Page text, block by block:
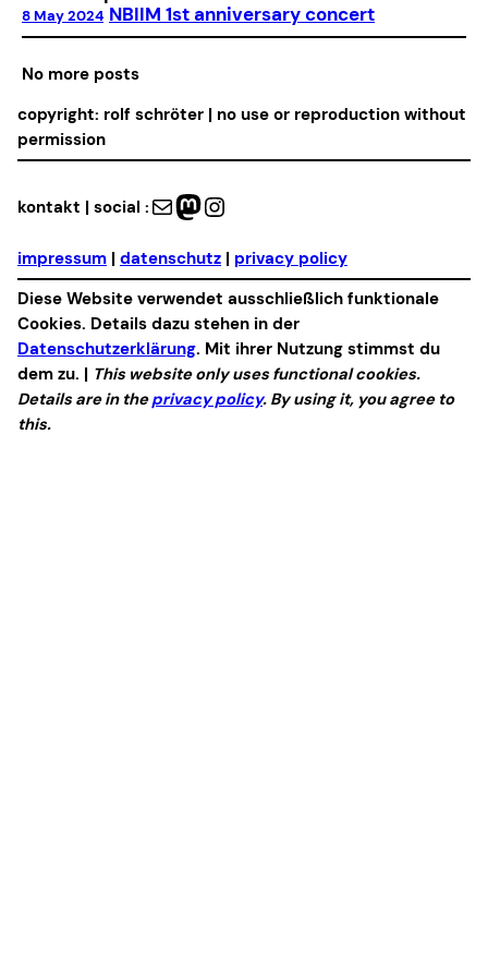
8 May 2024 NBIIM 1st anniversary concert
No more posts
copyright: rolf schröter | no use or reproduction without
permission
kontakt | social : Mail Mastodon Instagram
impressum | datenschutz | privacy policy
Diese Website verwendet ausschließlich funktionale
Cookies. Details dazu stehen in der
Datenschutzerklärung. Mit ihrer Nutzung stimmst du
dem zu. | This website only uses functional cookies.
Details are in theprivacy policy. By using it, you agree to
this.